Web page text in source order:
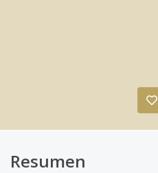
Resumen